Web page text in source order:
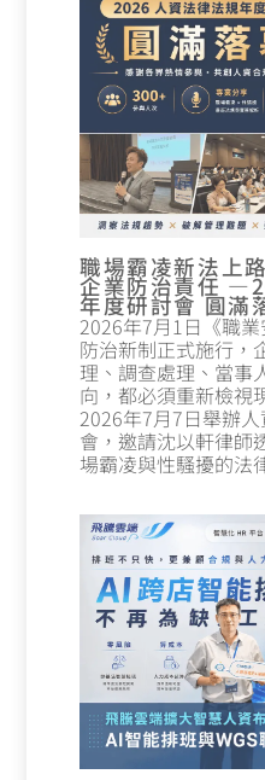
職場霸凌新法上
企業防治責任
年度研討會 圓滿
2026年7月1日《職
防治新制正式施行，
理、調查處理、當事
向，都必須重新檢視
2026年7月7日舉辦
會，邀請沈以軒律師
場霸凌與性騷擾的法